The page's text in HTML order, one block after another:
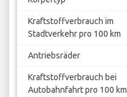
Kraftstoffverbrauch im
Stadtverkehr pro 100 km
Antriebsräder
Kraftstoffverbrauch bei
Autobahnfahrt pro 100 km